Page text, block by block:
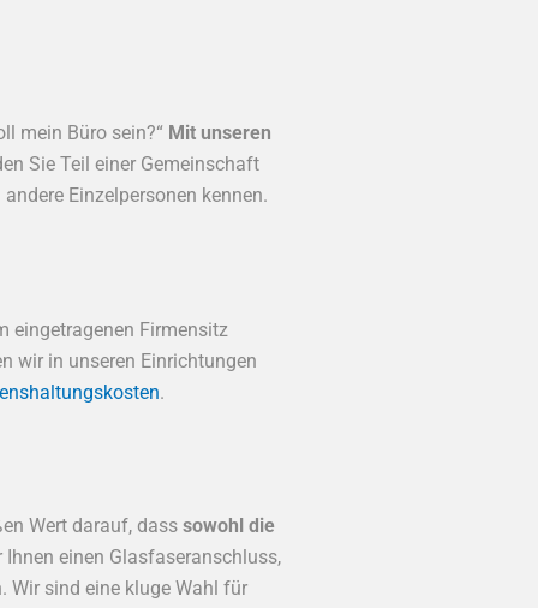
mein Büro sein?“ Mit unseren
Sie Teil einer Gemeinschaft
Einzelpersonen kennen.
eingetragenen Firmensitz
wir in unseren Einrichtungen
.
Wert darauf, dass sowohl die
einen Glasfaseranschluss,
Wir sind eine kluge Wahl für